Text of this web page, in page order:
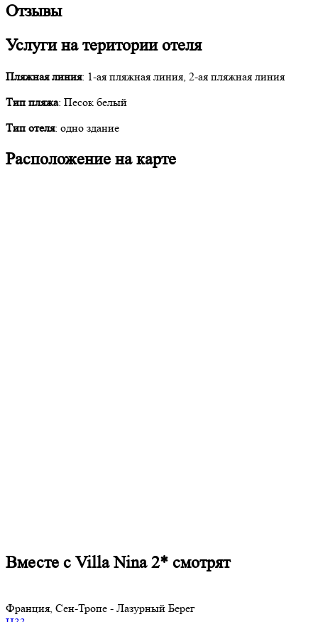
Отзывы
Услуги на територии отеля
Пляжная линия: 1-ая пляжная линия, 2-ая пляжная линия
Тип пляжа: Песок белый
Тип отеля: одно здание
Расположение на карте
Вместе с Villa Nina 2* смотрят
Франция, Cен-Тропе - Лазурный Берег